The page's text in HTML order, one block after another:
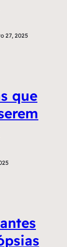
27, 2025
que